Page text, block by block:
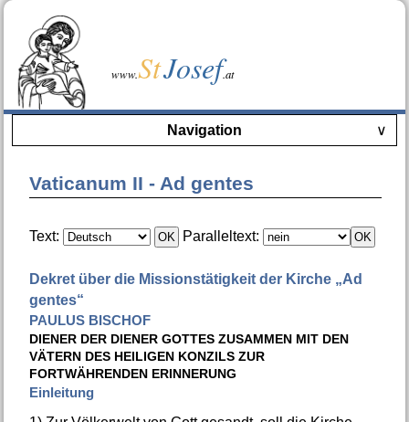
www.StJosef.at
Navigation ∨
Vaticanum II - Ad gentes
Text: Paralleltext:
Dekret über die Missionstätigkeit der Kirche „Ad
gentes“
PAULUS BISCHOF
DIENER DER DIENER GOTTES ZUSAMMEN MIT DEN
VÄTERN DES HEILIGEN KONZILS ZUR
FORTWÄHRENDEN ERINNERUNG
Einleitung